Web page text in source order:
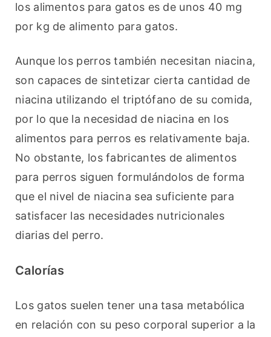
los alimentos para gatos es de unos 40 mg
por kg de alimento para gatos.
Aunque los perros también necesitan niacina,
son capaces de sintetizar cierta cantidad de
niacina utilizando el triptófano de su comida,
por lo que la necesidad de niacina en los
alimentos para perros es relativamente baja.
No obstante, los fabricantes de alimentos
para perros siguen formulándolos de forma
que el nivel de niacina sea suficiente para
satisfacer las necesidades nutricionales
diarias del perro.
Calorías
Los gatos suelen tener una tasa metabólica
en relación con su peso corporal superior a la